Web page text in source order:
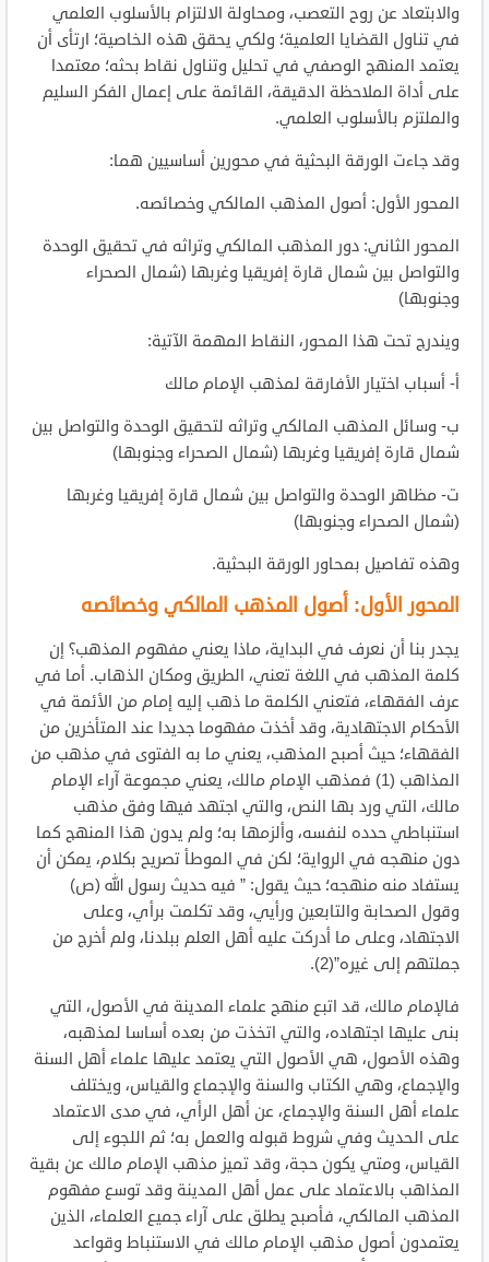
والابتعاد عن روح التعصب، ومحاولة الالتزام بالأسلوب العلمي
في تناول القضايا العلمية؛ ولكي يحقق هذه الخاصية؛ ارتأى أن
يعتمد المنهج الوصفي في تحليل وتناول نقاط بحثه؛ معتمدا
على أداة الملاحظة الدقيقة، القائمة على إعمال الفكر السليم
والملتزم بالأسلوب العلمي.
وقد جاءت الورقة البحثية في محورين أساسيين هما:
المحور الأول: أصول المذهب المالكي وخصائصه.
المحور الثاني: دور المذهب المالكي وتراثه في تحقيق الوحدة
والتواصل بين شمال قارة إفريقيا وغربها (شمال الصحراء
وجنوبها)
ويندرج تحت هذا المحور، النقاط المهمة الآتية:
أ‌- أسباب اختيار الأفارقة لمذهب الإمام مالك
ب‌- وسائل المذهب المالكي وتراثه لتحقيق الوحدة والتواصل بين
شمال قارة إفريقيا وغربها (شمال الصحراء وجنوبها)
ت‌- مظاهر الوحدة والتواصل بين شمال قارة إفريقيا وغربها
(شمال الصحراء وجنوبها)
وهذه تفاصيل بمحاور الورقة البحثية.
المحور الأول: أصول المذهب المالكي وخصائصه
يجدر بنا أن نعرف في البداية، ماذا يعني مفهوم المذهب؟ إن
كلمة المذهب في اللغة تعني، الطريق ومكان الذهاب. أما في
عرف الفقهاء، فتعني الكلمة ما ذهب إليه إمام من الأئمة في
الأحكام الاجتهادية، وقد أخذت مفهوما جديدا عند المتأخرين من
الفقهاء؛ حيث أصبح المذهب، يعني ما به الفتوى في مذهب من
المذاهب (1) فمذهب الإمام مالك، يعني مجموعة آراء الإمام
مالك، التي ورد بها النص، والتي اجتهد فيها وفق مذهب
استنباطي حدده لنفسه، وألزمها به؛ ولم يدون هذا المنهج كما
دون منهجه في الرواية؛ لكن في الموطأ تصريح بكلام، يمكن أن
يستفاد منه منهجه؛ حيث يقول: ” فيه حديث رسول الله (ص)
وقول الصحابة والتابعين ورأيي، وقد تكلمت برأي، وعلى
الاجتهاد، وعلى ما أدركت عليه أهل العلم ببلدنا، ولم أخرج من
جملتهم إلى غيره”(2).
فالإمام مالك، قد اتبع منهج علماء المدينة في الأصول، التي
بنى عليها اجتهاده، والتي اتخذت من بعده أساسا لمذهبه،
وهذه الأصول، هي الأصول التي يعتمد عليها علماء أهل السنة
والإجماع، وهي الكتاب والسنة والإجماع والقياس، ويختلف
علماء أهل السنة والإجماع، عن أهل الرأي، في مدى الاعتماد
على الحديث وفي شروط قبوله والعمل به؛ ثم اللجوء إلى
القياس، ومتي يكون حجة، وقد تميز مذهب الإمام مالك عن بقية
المذاهب بالاعتماد على عمل أهل المدينة وقد توسع مفهوم
المذهب المالكي، فأصبح يطلق على آراء جميع العلماء، الذين
يعتمدون أصول مذهب الإمام مالك في الاستنباط وقواعد